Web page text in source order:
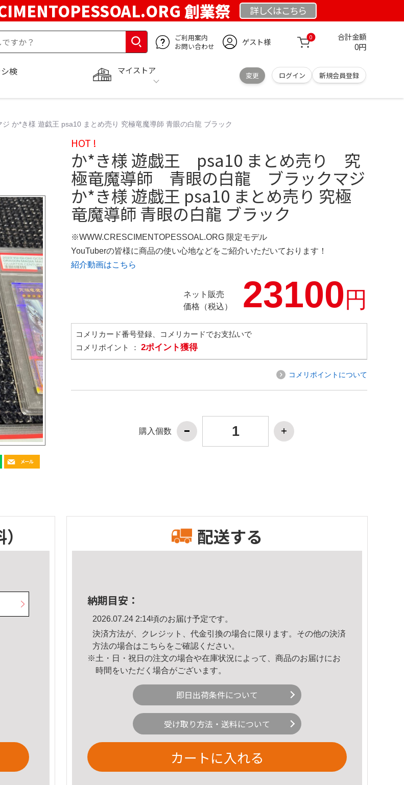
創業祭 詳しくはこちら
ご利用案内
お問い合わせ
ゲスト様 0 合計金額
0円
マイストア
変更 ログイン 新規会員登録
検
*き様 遊戯王 psa10 まとめ売り 究極竜魔導師 青眼の白龍 ブラック
HOT !
か*き様 遊戯王 psa10 まとめ売り 究
極竜魔導師 青眼の白龍 ブラックマジ
か*き様 遊戯王 psa10 まとめ売り 究極
竜魔導師 青眼の白龍 ブラック
※WWW.CRESCIMENTOPESSOAL.ORG 限定モデル
YouTuberの皆様に商品の使い心地などをご紹介いただいております！
紹介動画はこちら
ネット販売
価格（税込）
23100円
コメリカード番号登録、コメリカードでお支払いで
コメリポイント ： 2ポイント獲得
コメリポイントについて
購入個数
配送する
納期目安：
2026.07.24 2:14頃のお届け予定です。
決済方法が、クレジット、代金引換の場合に限ります。その他の決済
方法の場合はこちら をご確認ください。
※土・日・祝日の注文の場合や在庫状況によって、商品のお届けにお
時間をいただく場合がございます。
即日出荷条件について
受け取り方法・送料について
カートに入れる